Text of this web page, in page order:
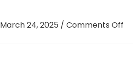
March 24, 2025 / Comments Off